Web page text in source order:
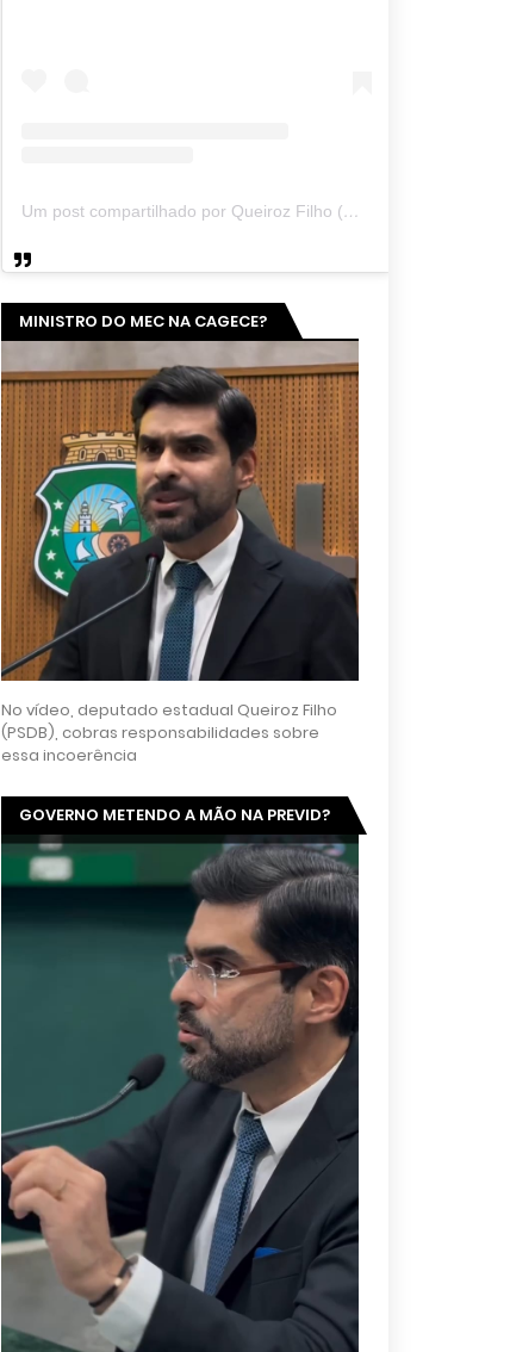
Um post compartilhado por Queiroz Filho (@queirozmfilho)
MINISTRO DO MEC NA CAGECE?
No vídeo, deputado estadual Queiroz Filho
(PSDB), cobras responsabilidades sobre
essa incoerência
GOVERNO METENDO A MÃO NA PREVID?